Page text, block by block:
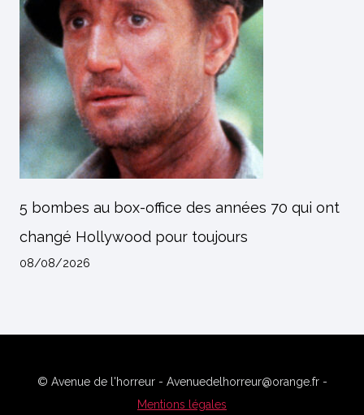
5 bombes au box-office des années 70 qui ont
changé Hollywood pour toujours
08/08/2026
© Avenue de l'horreur - Avenuedelhorreur@orange.fr -
Mentions légales